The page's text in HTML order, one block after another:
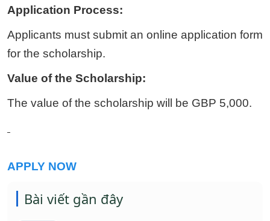
Application Process:
Applicants must submit an online application form
for the scholarship.
Value of the Scholarship:
The value of the scholarship will be GBP 5,000.
APPLY NOW
Bài viết gần đây